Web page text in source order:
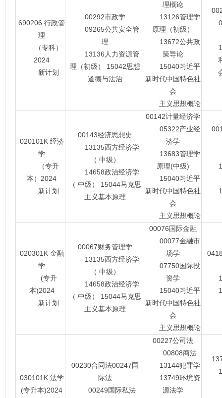
690206 行政管
理
（专科）
2024
新计划
00292市政学
09265公共安全管
理
13136人力资源管
理（初级） 15042思想
道德与法治
理概论
13126管理学
原理（初级）
13672公共政
策导论
15040习近平
新时代中国特色社
会
主义思想概论
会
020101K 经济
学
（专升
本）2024
新计划
00143经济思想史
13135西方经济学
（ 中级）
14658政治经济学
（ 中级） 15044马克思
主义基本原理
00142计量经济学
05322产业经
济学
13683管理学
原理(中级)
15040习近平
新时代中国特色社
会
主义思想概论
020301K 金融
学
(专升
本)2024
新计划
00067财务管理学
13135西方经济学
（ 中级）
14658政治经济学
（ 中级） 15044马克思
主义基本原理
00076国际金融
00077金融市
场学
07750国际投
资学
15040习近平
新时代中国特色社
会
主义思想概论
030101K 法学
(专升本)2024
00230合同法00247国
际法
00249国际私法
00227公司法
00808商法
13144犯罪学
13749环境资
源法学